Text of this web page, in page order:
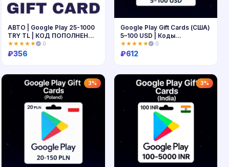
Купить
АВТО | Google Play 25-1000
TRY TL | КОД ПОПОЛНЕНИЯ
ТУРЦИЯ
★★★★★ 0
₽356
Купить
Google Play Gift Cards (США)
5–100 USD | Коды
пополнения
★★★★★ 0
₽612
3% 3%